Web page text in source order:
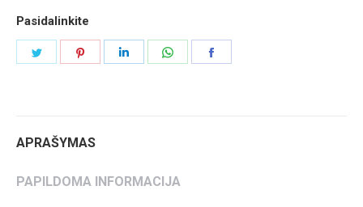
Pasidalinkite
APRAŠYMAS
PAPILDOMA INFORMACIJA